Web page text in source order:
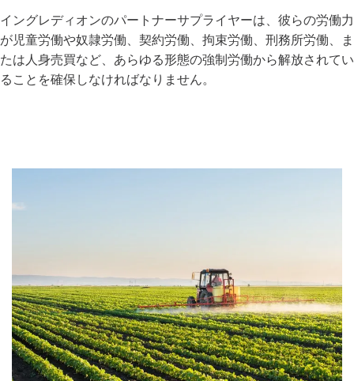
イングレディオンのパートナーサプライヤーは、彼らの労働力
が児童労働や奴隷労働、契約労働、拘束労働、刑務所労働、ま
たは人身売買など、あらゆる形態の強制労働から解放されてい
ることを確保しなければなりません。